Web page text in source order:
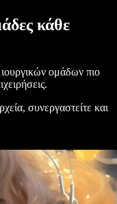
κάθε
ομάδων πιο
συνεργαστείτε και